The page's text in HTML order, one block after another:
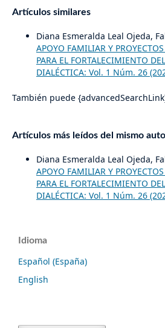
Artículos similares
Diana Esmeralda Leal Ojeda,
APOYO FAMILIAR Y
PARA EL FORTALECIMIENTO
DIALÉCTICA: Vol. 1 Núm. 26
También puede
Artículos más leídos del mismo
Diana Esmeralda Leal Ojeda,
APOYO FAMILIAR Y
PARA EL FORTALECIMIENTO
DIALÉCTICA: Vol. 1 Núm. 26
Idioma
Español (España)
English